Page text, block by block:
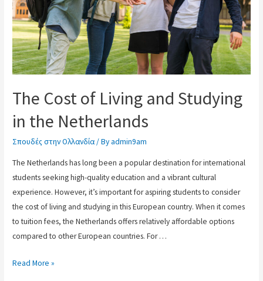
The Cost of Living and Studying
in the Netherlands
Σπουδές στην Ολλανδία/ Byadmin9am
The Netherlands has long been a popular destination for international
students seeking high-quality education and a vibrant cultural
experience. However, it’s important for aspiring students to consider
the cost of living and studying in this European country. When it comes
to tuition fees, the Netherlands offers relatively affordable options
compared to other European countries. For …
Read More »